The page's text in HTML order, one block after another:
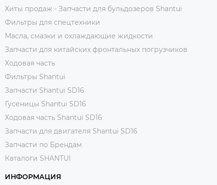
Хиты продаж - Запчасти для бульдозеров Shantui
Фильтры для спецтехники
Масла, смазки и охлаждающие жидкости
Запчасти для китайских фронтальных погрузчиков
Ходовая часть
Фильтры Shantui
Запчасти Shantui SD16
Гусеницы Shantui SD16
Ходовая часть Shantui SD16
Запчасти для двигателя Shantui SD16
Запчасти по Брендам
Каталоги SHANTUI
ИНФОРМАЦИЯ